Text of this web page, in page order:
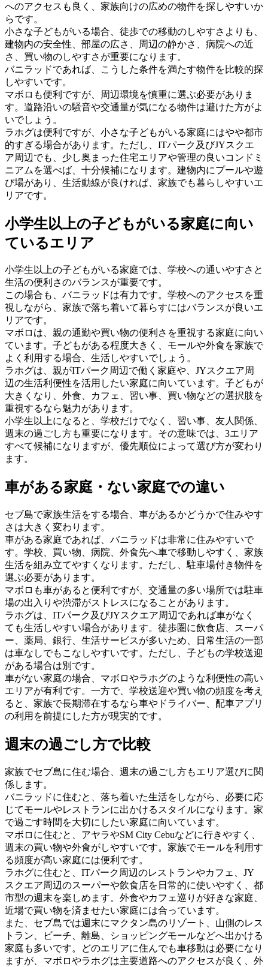
へのアクセスも良く、家族向けの広めの物件を探しやすいか
らです。
小さな子どもがいる場合、徒歩での移動のしやすさよりも、
建物内の安全性、部屋の広さ、周辺の静かさ、病院への近
さ、買い物のしやすさが重要になります。
バニラッドであれば、こうした条件を満たす物件を比較的探
しやすいです。
マボロも便利ですが、周辺環境を慎重に選ぶ必要がありま
す。道路沿いの騒音や交通量が気になる物件は避けた方がよ
いでしょう。
ラホグは便利ですが、小さな子どもがいる家庭にはやや都市
的すぎる場合があります。ただし、ITパーク及びJYスクエ
ア周辺でも、少し奥まった住宅エリアや管理の良いコンドミ
ニアムを選べば、十分候補になります。建物内にプールや遊
び場があり、生活動線が良ければ、家族でも暮らしやすいエ
リアです。
小学生以上の子どもがいる家庭に向い
ているエリア
小学生以上の子どもがいる家庭では、学校への通いやすさと
生活の便利さのバランスが重要です。
この場合も、バニラッドは有力です。学校へのアクセスを重
視しながら、家族で落ち着いて暮らすにはバランスが良いエ
リアです。
マボロは、親の通勤や買い物の便利さを重視する家庭に向い
ています。子どもがある程度大きく、モールや外食を家族で
よく利用する場合、生活しやすいでしょう。
ラホグは、親がITパーク周辺で働く家庭や、JYスクエア周
辺の生活利便性を活用したい家庭に向いています。子どもが
大きくなり、外食、カフェ、習い事、買い物などの選択肢を
重視するなら魅力があります。
小学生以上になると、学校だけでなく、習い事、友人関係、
週末の過ごし方も重要になります。その意味では、3エリア
すべて候補になりますが、優先順位によって選び方が変わり
ます。
車がある家庭・ない家庭での違い
セブ島で家族生活をする場合、車があるかどうかで住みやす
さは大きく変わります。
車がある家庭であれば、バニラッドは非常に住みやすいで
す。学校、買い物、病院、外食先へ車で移動しやすく、家族
生活を組み立てやすくなります。ただし、駐車場付き物件を
選ぶ必要があります。
マボロも車があると便利ですが、交通量の多い場所では駐車
場の出入りや渋滞がストレスになることがあります。
ラホグは、ITパーク及びJYスクエア周辺であれば車がなく
ても生活しやすい場合があります。徒歩圏に飲食店、スーパ
ー、薬局、銀行、生活サービスが多いため、日常生活の一部
は車なしでもこなしやすいです。ただし、子どもの学校送迎
がある場合は別です。
車がない家庭の場合、マボロやラホグのような利便性の高い
エリアが有利です。一方で、学校送迎や買い物の頻度を考え
ると、家族で長期滞在するなら車やドライバー、配車アプリ
の利用を前提にした方が現実的です。
週末の過ごし方で比較
家族でセブ島に住む場合、週末の過ごし方もエリア選びに関
係します。
バニラッドに住むと、落ち着いた生活をしながら、必要に応
じてモールやレストランに出かけるスタイルになります。家
で過ごす時間を大切にしたい家庭に向いています。
マボロに住むと、アヤラやSM City Cebuなどに行きやすく、
週末の買い物や外食がしやすいです。家族でモールを利用す
る頻度が高い家庭には便利です。
ラホグに住むと、ITパーク周辺のレストランやカフェ、JY
スクエア周辺のスーパーや飲食店を日常的に使いやすく、都
市型の週末を楽しめます。外食やカフェ巡りが好きな家庭、
近場で買い物を済ませたい家庭には合っています。
また、セブ島では週末にマクタン島のリゾート、山側のレス
トラン、ビーチ、離島、ショッピングモールなどへ出かける
家庭も多いです。どのエリアに住んでも車移動は必要になり
ますが、マボロやラホグは主要道路へのアクセスが良く、外